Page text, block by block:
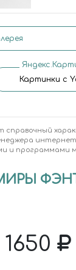
Картинки с
справочный
и программами
МИРЫ
1650